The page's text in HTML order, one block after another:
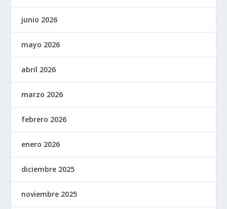
junio 2026
mayo 2026
abril 2026
marzo 2026
febrero 2026
enero 2026
diciembre 2025
noviembre 2025